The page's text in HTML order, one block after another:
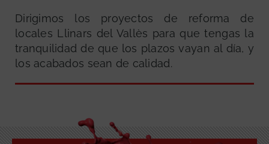
Dirigimos los proyectos de reforma de
locales Llinars del Vallès para que tengas la
tranquilidad de que los plazos vayan al día, y
los acabados sean de calidad.